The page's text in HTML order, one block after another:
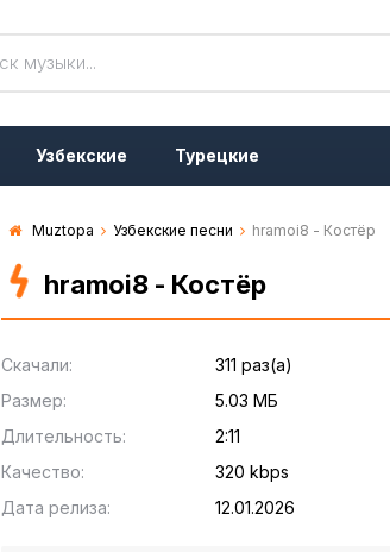
Узбекские Турецкие
Muztopa Узбекские песни hramoi8 - Костёр
hramoi8 - Костёр
Скачали:
311 раз(а)
Размер:
5.03 МБ
Длительность:
2:11
Качество:
320 kbps
Дата релиза:
12.01.2026